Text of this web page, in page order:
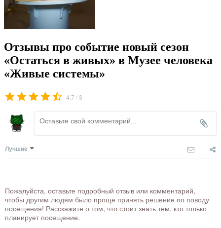
Отзывы про событие новый сезон
«Остаться в живых» в Музее человека
«Живые системы»
4.7 /3
Лучшие
Пожалуйста, оставьте подробный отзыв или комментарий,
чтобы другим людям было проще принять решение по поводу
посещения! Расскажите о том, что стоит знать тем, кто только
планирует посещение.